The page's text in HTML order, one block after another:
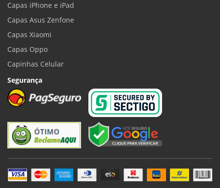
Capas iPhone e iPad
Capas Asus Zenfone
Capas Xiaomi
Capas Oppo
Capinhas Celular
Segurança